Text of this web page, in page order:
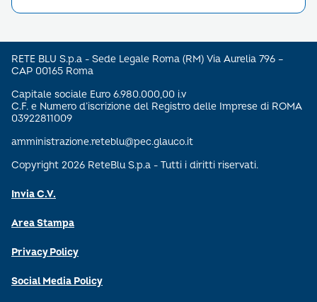
RETE BLU S.p.a - Sede Legale Roma (RM) Via Aurelia 796 –
CAP 00165 Roma
Capitale sociale Euro 6.980.000,00 i.v
C.F. e Numero d’iscrizione del Registro delle Imprese di ROMA
03922811009
amministrazione.reteblu@pec.glauco.it
Copyright 2026 ReteBlu S.p.a - Tutti i diritti riservati.
Invia C.V.
Area Stampa
Privacy Policy
Social Media Policy